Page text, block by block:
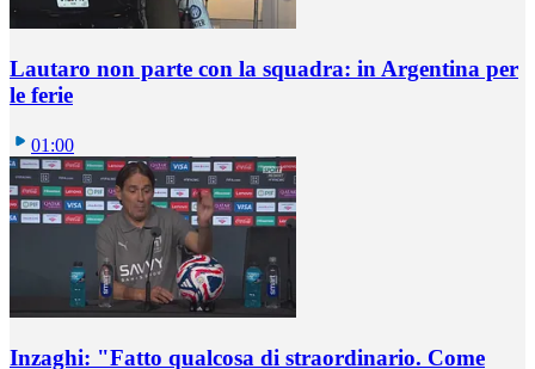
Lautaro non parte con la squadra: in Argentina per
le ferie
01:00
Inzaghi: "Fatto qualcosa di straordinario. Come